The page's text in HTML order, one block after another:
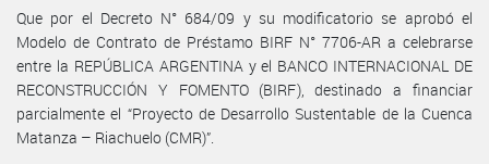
Que por el Decreto N° 684/09 y su modificatorio se aprobó el
Modelo de Contrato de Préstamo BIRF N° 7706-AR a celebrarse
entre la REPÚBLICA ARGENTINA y el BANCO INTERNACIONAL DE
RECONSTRUCCIÓN Y FOMENTO (BIRF), destinado a financiar
parcialmente el “Proyecto de Desarrollo Sustentable de la Cuenca
Matanza – Riachuelo (CMR)”.